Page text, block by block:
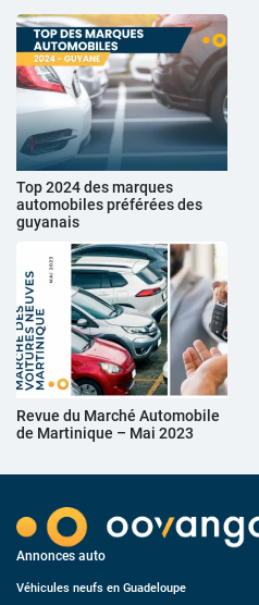
Top 2024 des marques
automobiles préférées des
guyanais
Revue du Marché Automobile
de Martinique – Mai 2023
Annonces auto
Véhicules neufs en Guadeloupe